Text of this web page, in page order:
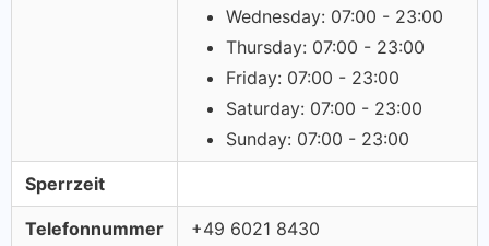
Wednesday: 07:00 - 23:00
Thursday: 07:00 - 23:00
Friday: 07:00 - 23:00
Saturday: 07:00 - 23:00
Sunday: 07:00 - 23:00
Sperrzeit
Telefonnummer +49 6021 8430